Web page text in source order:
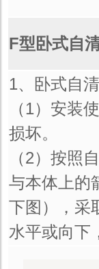
F型卧式自
1、卧式自
（1）安装
损坏。
（2）按照
与本体上的
下图），采
水平或向下